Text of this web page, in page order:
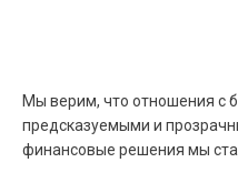
Мы верим, что отношения с
предсказуемыми и
финансовые решения мы